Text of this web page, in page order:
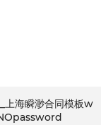
上海瞬渺合同模板w